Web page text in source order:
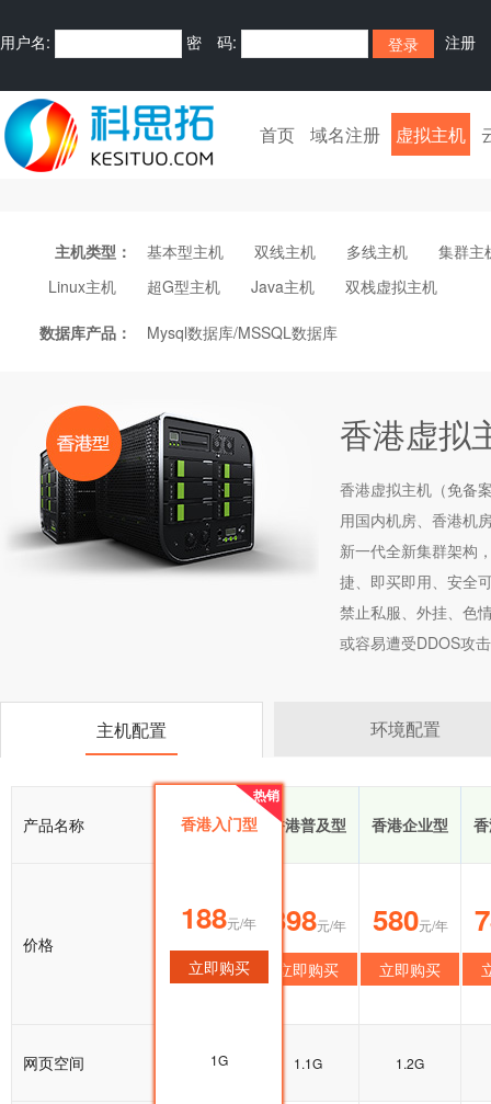
用户名: 密 码: 注册
首页 域名注册 虚拟主机
主机类型： 基本型主机 双线主机 多线主机
集群主
Linux主机
超G型主机 Java主机 双栈虚拟主机
数据库产品： Mysql数据库/MSSQL数据库
香港虚拟
香港虚拟主机 （免
用国内机房、香港机
新一代全新集群架构
捷、即买即用、安全
禁止私服、外挂、色
或容易遭受DDOS攻
主机配置 环境配置
产品名称
热销
香港入门型 香港普及型 香港企业型
价格
188元/年
立即购买
398元/年
立即购买
580元/年
立即购买
网页空间 1G 1.1G 1.2G
热销
香港入门型
188元/年
立即购买
1G